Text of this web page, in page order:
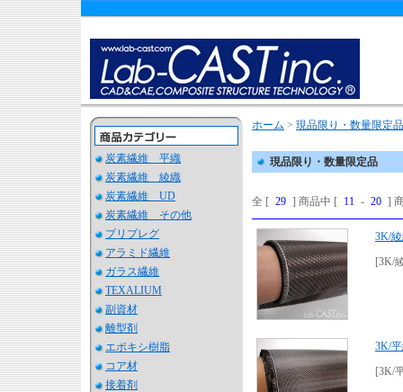
炭素繊維 平織
炭素繊維 綾織
炭素繊維 UD
炭素繊維 その他
プリプレグ
アラミド繊維
ガラス繊維
TEXALIUM
副資材
離型剤
エポキシ樹脂
コア材
接着剤
ホーム > 現品限り・数量限定品
現品限り・数量限定品
全 [ 29 ] 商品中 [ 11 - 20 ]
3K/
[3K/
3K/
[3K/